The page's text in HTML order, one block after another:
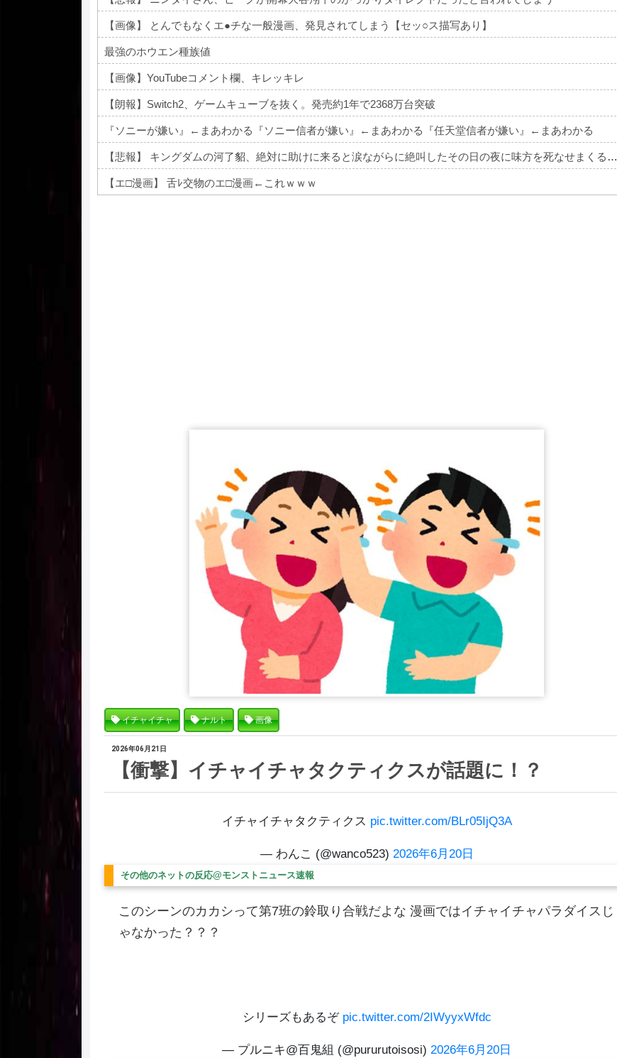
【画像】 とんでもなくエ●チな一般漫画、発見されてしまう【セッ○ス描写あり】
最強のホウエン種族値
【画像】YouTubeコメント欄、キレッキレ
【朗報】Switch2、ゲームキューブを抜く。発売約1年で2368万台突破
『ソニーが嫌い』←まあわかる『ソニー信者が嫌い』←まあわかる『任天堂信者が嫌い』←まあわかる
【悲報】 キングダムの河了貂、絶対に助けに来ると涙ながらに絶叫したその日の夜に味方を死なせまくる作戦を提案するWWWWWWWWWWWWWWWWWWWWWWWWWWWW
【エ□漫画】 舌ﾚ交物のエ□漫画←これｗｗｗ
イチャイチャ ナルト 画像
2026年06月21日
【衝撃】イチャイチャタクティクスが話題に！？
イチャイチャタクティクス pic.twitter.com/BLr05IjQ3A
— わんこ (@wanco523) 2026年6月20日
その他のネットの反応@モンストニュース速報
このシーンのカカシって第7班の鈴取り合戦だよな 漫画ではイチャイチャパラダイスじ
ゃなかった？？？
シリーズもあるぞ pic.twitter.com/2IWyyxWfdc
— プルニキ@百鬼組 (@pururutoisosi) 2026年6月20日